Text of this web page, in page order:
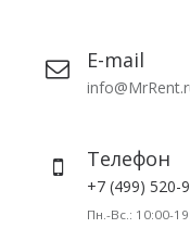
E-mail
Телефон
+7 (499) 520-
Пн.-Вс.: 10:00-